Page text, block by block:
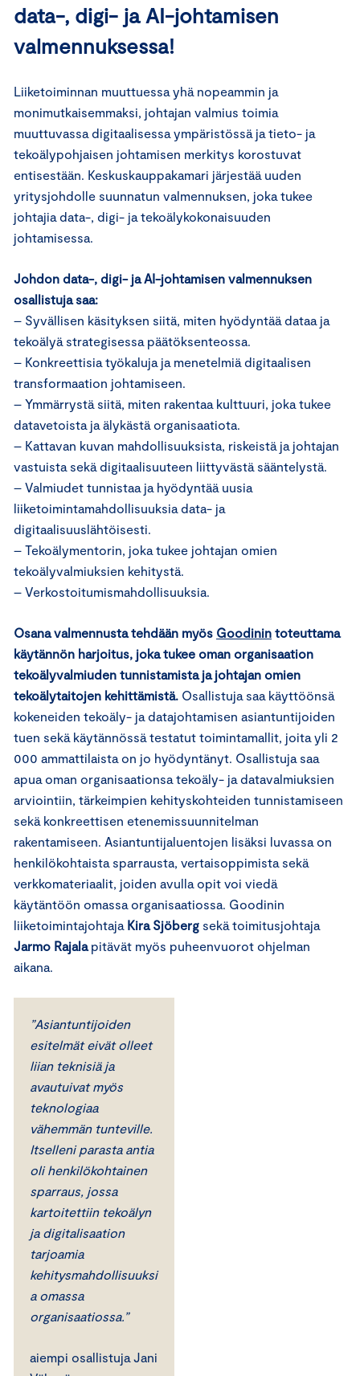
data-, digi- ja AI-johtamisen
valmennuksessa!
Liiketoiminnan muuttuessa yhä nopeammin ja
monimutkaisemmaksi, johtajan valmius toimia
muuttuvassa digitaalisessa ympäristössä ja tieto- ja
tekoälypohjaisen johtamisen merkitys korostuvat
entisestään. Keskuskauppakamari järjestää uuden
yritysjohdolle suunnatun valmennuksen, joka tukee
johtajia data-, digi- ja tekoälykokonaisuuden
johtamisessa.
Johdon data-, digi- ja AI-johtamisen valmennuksen
osallistuja saa:
– Syvällisen käsityksen siitä, miten hyödyntää dataa ja
tekoälyä strategisessa päätöksenteossa.
– Konkreettisia työkaluja ja menetelmiä digitaalisen
transformaation johtamiseen.
– Ymmärrystä siitä, miten rakentaa kulttuuri, joka tukee
datavetoista ja älykästä organisaatiota.
– Kattavan kuvan mahdollisuuksista, riskeistä ja johtajan
vastuista sekä digitaalisuuteen liittyvästä sääntelystä.
– Valmiudet tunnistaa ja hyödyntää uusia
liiketoimintamahdollisuuksia data- ja
digitaalisuuslähtöisesti.
– Tekoälymentorin, joka tukee johtajan omien
tekoälyvalmiuksien kehitystä.
– Verkostoitumismahdollisuuksia.
Osana valmennusta tehdään myös Goodinin toteuttama
käytännön harjoitus, joka tukee oman organisaation
tekoälyvalmiuden tunnistamista ja johtajan omien
tekoälytaitojen kehittämistä. Osallistuja saa käyttöönsä
kokeneiden tekoäly- ja datajohtamisen asiantuntijoiden
tuen sekä käytännössä testatut toimintamallit, joita yli 2
000 ammattilaista on jo hyödyntänyt. Osallistuja saa
apua oman organisaationsa tekoäly- ja datavalmiuksien
arviointiin, tärkeimpien kehityskohteiden tunnistamiseen
sekä konkreettisen etenemissuunnitelman
rakentamiseen. Asiantuntijaluentojen lisäksi luvassa on
henkilökohtaista sparrausta, vertaisoppimista sekä
verkkomateriaalit, joiden avulla opit voi viedä
käytäntöön omassa organisaatiossa. Goodinin
liiketoimintajohtaja Kira Sjöberg sekä toimitusjohtaja
Jarmo Rajalapitävät myös puheenvuorot ohjelman
aikana.
”Asiantuntijoiden
esitelmät eivät olleet
liian teknisiä ja
avautuivat myös
teknologiaa
vähemmän tunteville.
Itselleni parasta antia
oli henkilökohtainen
sparraus, jossa
kartoitettiin tekoälyn
ja digitalisaation
tarjoamia
kehitysmahdollisuuksi
a omassa
organisaatiossa.”
aiempi osallistuja Jani